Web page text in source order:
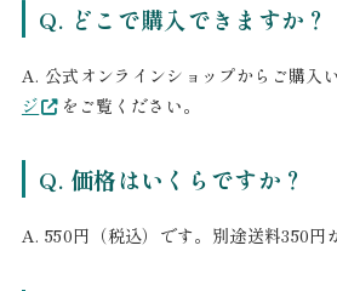
Q. どこで購入できますか？
A. 公式オンラインショップからご購入
ジ
をご覧ください。
Q. 価格はいくらですか？
A. 550円（税込）です。別途送料350円